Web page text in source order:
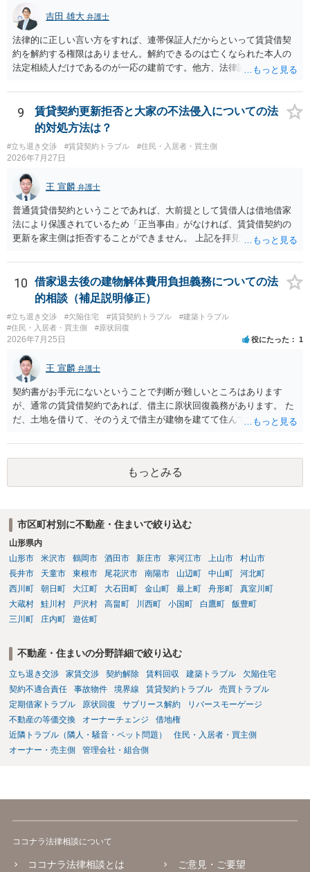
れます。 建物が未登記であること自体は、賃貸借契約の有効性を直ち
に否定するものではなく、引渡しがされていれば賃貸借の効力は原則
有効とされています。 今後の交渉では、①現在は普通借家契約が継続
しており定期借家への変更に合意していないこと、②貸主側の事情
（誰が所有者で誰が実際に住む予定か等）を具体的に書面で説明して
ほしいこと、③自分たちの居住継続の必要性を丁寧に伝えること、を
基本方針としたうえで、仮に一定時期の退去を検討する場合には、立
退料・引越費用・原状回復費用負担などの条件を明確にした書面を作
成することが重要です。 契約書では、更新条項・解除条項・期間の定
め・定期借家に関する記載の有無、これまでの更新時の合意内容
（「今回で最後」などの文言）が、借主不利な特約として無効になり
得るかどうかも含めて検討ポイントになりますので、署名押印前に内
容を十分に確認し、不明点は弁護士に相談することをおすすめしま
す。
吉田 雄大 弁護士
法律的に正しい言い方をすれば、連帯保証人だからといって賃貸借契
約を解約する権限はありません。解約できるのは亡くなられた本人の
法定相続人だけであるのが一応の建前です。他方、法律論はさてお
する動機づけがなくなります。 今回進められつつある手続はあくまで
も、建物を賃貸人に一日も早く明け渡すための便宜的方法として理解
するのが良いと思います。またその方法で進めた方が、連帯保証人で
あるお知り合いさんにとっても、自身の経済的負担を最小限に食い止
められるため望ましいやり方だといえます。
9
賃貸契約更新拒否と大家の不法侵入についての法
的対処方法は？
#立ち退き交渉 #賃貸契約トラブル #住民・入居者・買主側
2026年7月27日
王 宣麟 弁護士
普通賃貸借契約ということであれば、大前提として賃借人は借地借家
法により保護されているため「正当事由」がなければ、賃貸借契約の
更新を家主側は拒否することができません。 上記を拝見する限り、通
定期確認させてもらないこと」が直ちに正当事由に当たるとは思えま
せんので、更新拒絶を拒否される方向性でよろしいかと存じます。 そ
の交渉の中で、一定の金銭をもらえれば退去には応じる旨交渉をして
みるのはいかがでしょうか。 過去に賃借人の許可なく無断で賃貸人が
入室する行為自体は不法行為となり、また刑事的にも住居侵入罪が成
立する可能性がありますので、これを理由に一定の金銭賠償を求める
10
借家退去後の建物解体費用負担義務についての法
的相談（補足説明修正）
#立ち退き交渉 #欠陥住宅 #賃貸契約トラブル
#建築トラブル
#住民・入居者・買主側
#原状回復
2026年7月25日 役にたった 1
王 宣麟 弁護士
契約書がお手元にないということで判断が難しいところはあります
が、通常の賃貸借契約であれば、借主に原状回復義務があります。 た
だ、土地を借りて、そのうえで借主が建物を建てて住んでいたケース
であれば、建物を収去して土地を明渡す義務は原則生じないはずで
す。 その後、建物を平屋に立て替えた場合であっても、貸主の承諾を
得ているのであれば、単純に費用を捻出した側に平屋の所有権が帰属
する、という話になるわけでもないように思います。 そのため、現
に請求の根拠（なぜ当方が平屋の解体費用を負担しなければならない
のか）を確認されてみてはいかがでしょうか。
もっとみる
市区町村別に不動産・住まいで絞り込む
山形県内
山形市
米沢市 鶴岡市 酒田市 新庄市 寒河江市 上山市
村山市
長井市
天童市 東根市 尾花沢市 南陽市 山辺町 中山町
河北町
西川町
朝日町 大江町 大石田町 金山町 最上町 舟形町
真室川町
大蔵村
鮭川村 戸沢村 高畠町 川西町 小国町 白鷹町
飯豊町
三川町
庄内町 遊佐町
不動産・住まいの分野詳細で絞り込む
立ち退き交渉 家賃交渉 契約解除 賃料回収 建築トラブル
欠陥住宅
契約不適合責任
事故物件 境界線 賃貸契約トラブル
売買トラブル
定期借家トラブル
原状回復 サブリース解約
リバースモーゲージ
不動産の等価交換
オーナーチェンジ
借地権
近隣トラブル（隣人・騒音・ペット問題）
住民・入居者・買主側
オーナー・売主側
管理会社・組合側
ココナラ法律相談について
ココナラ法律相談とは ご意見・ご要望